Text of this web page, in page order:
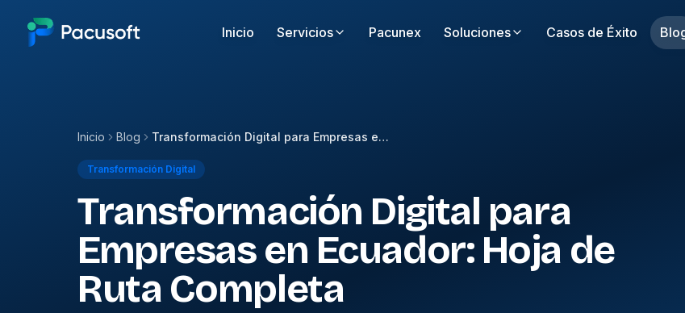
Inicio Servicios Pacunex Soluciones Casos de Éxito
Inicio Blog Transformación Digital para Empresas en Ecuador: Hoja de Ruta Completa
Transformación Digital
Transformación Digital para
Empresas en Ecuador: Hoja de
Ruta Completa